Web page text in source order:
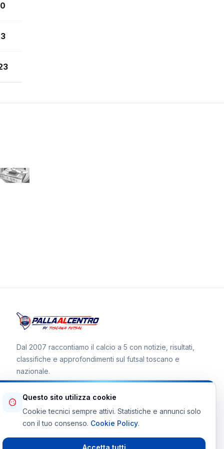
0
3
Dal 2007 raccontiamo il calcio a 5 con notizie, risultati,
classifiche e approfondimenti sul futsal toscano e
nazionale.
Canale WhatsApp
Telegram Toscana Futsal
Questo sito utilizza cookie
Cookie tecnici sempre attivi. Statistiche e annunci solo
con il tuo consenso. Cookie Policy.
Accetta tutti